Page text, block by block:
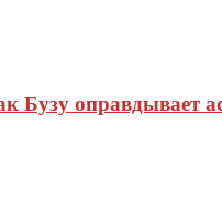
Бузу оправдывает